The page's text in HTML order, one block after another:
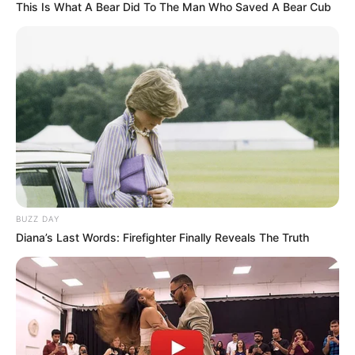
subsidio de emergenciaen los últimos tres años.
empleabilidad, que incluye lainscripción en el
Servicio Público de Empleoy la realización de
talleres de orientación y capacitación.
Presentar certificado de cesación laboral expedido
por el empleador(en caso de empleados), o
certificación de cese de ingresos (para
independientes).
Diligenciar el formulario oficial de postulación en
la web de su Caja de CompensaciónFamiliar
correspondiente y mantener actualizada la hoja de
vida.
No estar cotizando como dependiente o
independiente en salud y pensión; se aceptan solo
cotizantes subsidiados o en periodo de protección.
Le puede interesar:Pensionados podrán reclamar más
platica: paso a paso para reclamar el retroactivo
This Is What A Bear Did To The Man Who Saved A Bear Cub
BUZZ DAY
Diana’s Last Words: Firefighter Finally Reveals The Truth